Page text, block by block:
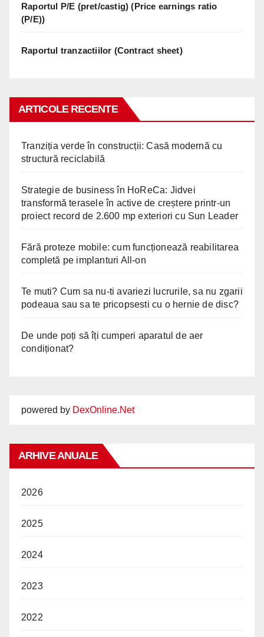
Raportul P/E (pret/castig) (Price earnings ratio
(P/E))
Raportul tranzactiilor (Contract sheet)
ARTICOLE RECENTE
Tranziția verde în construcții: Casă modernă cu
structură reciclabilă
Strategie de business în HoReCa: Jidvei
transformă terasele în active de creștere printr-un
proiect record de 2.600 mp exteriori cu Sun Leader
Fără proteze mobile: cum funcționează reabilitarea
completă pe implanturi All-on
Te muti? Cum sa nu-ti avariezi lucrurile, sa nu zgarii
podeaua sau sa te pricopsesti cu o hernie de disc?
De unde poți să îți cumperi aparatul de aer
condiționat?
powered by DexOnline.Net
ARHIVE ANUALE
2026
2025
2024
2023
2022